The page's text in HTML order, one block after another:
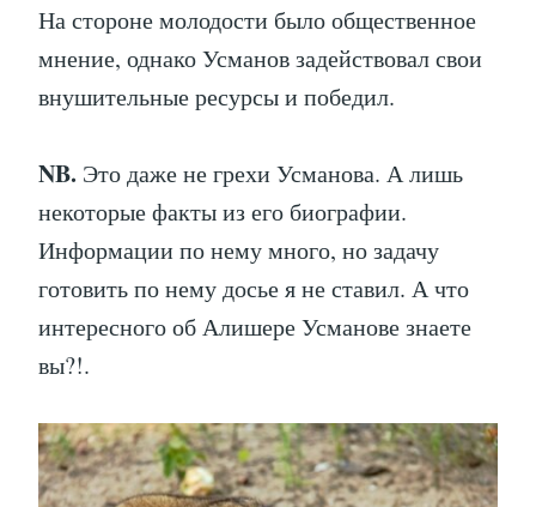
На стороне молодости было общественное
мнение, однако Усманов задействовал свои
внушительные ресурсы и победил.
NB. Это даже не грехи Усманова. А лишь
некоторые факты из его биографии.
Информации по нему много, но задачу
готовить по нему досье я не ставил. А что
интересного об Алишере Усманове знаете
вы?!.